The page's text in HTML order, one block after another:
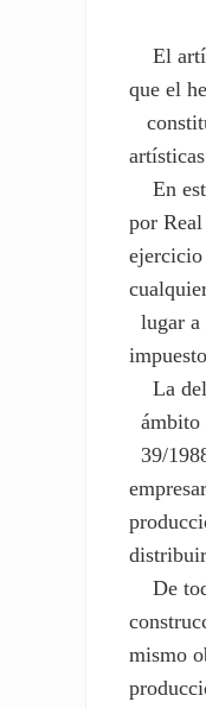
El
que el
En
por
ejercicio
lugar a
La
ámbito
39/
De
mismo